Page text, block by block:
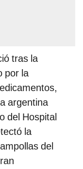
tras la
por la
argentina
del Hospital
la
del